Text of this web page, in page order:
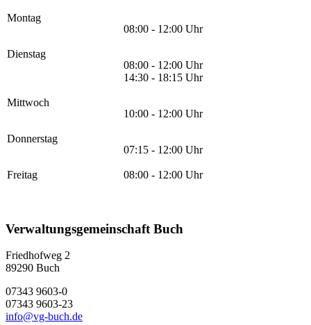
Montag
08:00 - 12:00 Uhr
Dienstag
08:00 - 12:00 Uhr
14:30 - 18:15 Uhr
Mittwoch
10:00 - 12:00 Uhr
Donnerstag
07:15 - 12:00 Uhr
Freitag 08:00 - 12:00 Uhr
Verwaltungsgemeinschaft Buch
Friedhofweg 2
89290 Buch
07343 9603-0
07343 9603-23
info@vg-buch.de